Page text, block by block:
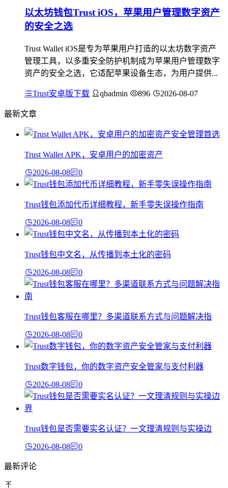
以太坊钱包Trust iOS，苹果用户管理数字资产
的安全之选
Trust Wallet iOS是专为苹果用户打造的以太坊数字资产
管理工具，以多重安全防护机制成为苹果用户管理数字
资产的安全之选，它适配苹果设备生态，为用户提供...
Trust安卓版下载 qbadmin 896 2026-08-07
最新文章
Trust Wallet APK，安卓用户的加密资产
2026-08-08 0
Trust钱包添加代币详细教程，新手零失误操作指南
2026-08-08 0
Trust钱包中文名，从传播到本土化的密码
2026-08-08 0
Trust钱包客服在哪里？多渠道联系方式与问题解决指
2026-08-08 0
Trust数字钱包，你的数字资产安全管家与支付利器
2026-08-08 0
Trust钱包是否需要实名认证？一文理清规则与实操边
2026-08-08 0
最新评论